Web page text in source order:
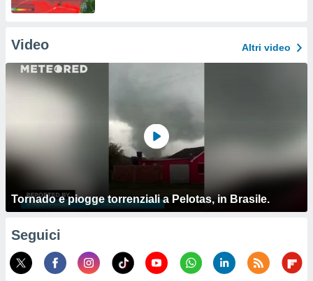
Video Altri video
Tornado e piogge torrenziali a Pelotas, in Brasile.
Seguici